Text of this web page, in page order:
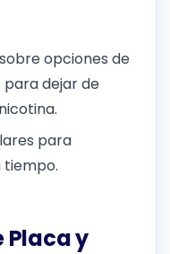
sobre opciones de
para dejar de
para
Placa y